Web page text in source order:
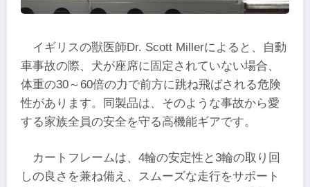
イギリスの獣医師Dr. Scott Millerによると、自動
車事故の際、犬が座席に固定されていない場合、
体重の30～60倍の力で前方に跳ね飛ばされる危険
性があります。同製品は、そのような事故から愛
する家族全員の安全を守る高機能ギアです。
カートフレームは、4輪の安定性と3輪の取り回
しの良さを兼ね備え、スムーズな走行をサポート